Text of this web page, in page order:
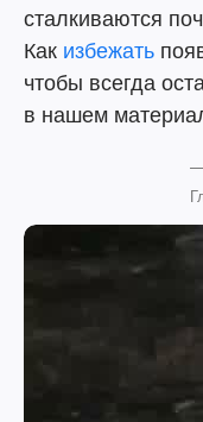
сталкиваются
Как избежать
чтобы всегда
в нашем